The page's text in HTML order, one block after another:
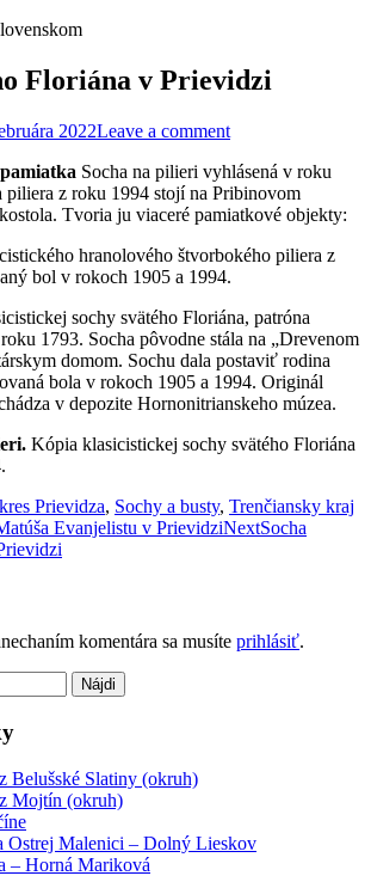
Floriána v Prievidzi
2022Leave a comment
Socha na pilieri vyhlásená v roku
piliera z roku 1994 stojí na Pribinovom
Tvoria ju viaceré pamiatkové objekty:
hranolového štvorbokého piliera z
bol v rokoch 1905 a 1994.
sochy svätého Floriána, patróna
1793. Socha pôvodne stála na „Drevenom
domom. Sochu dala postaviť rodina
bola v rokoch 1905 a 1994. Originál
v depozite Hornonitrianskeho múzea.
Kópia klasicistickej sochy svätého Floriána
Prievidza, Sochy a busty, Trenčiansky kraj
Evanjelistu v PrievidziNextSocha
komentára sa musíte prihlásiť.
Belušské Slatiny (okruh)
Mojtín (okruh)
Ostrej Malenici – Dolný Lieskov
– Horná Mariková